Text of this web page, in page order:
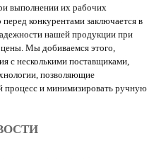
выполнении их рабочих
конкурентами заключается в
нашей продукции при
Мы добиваемся этого,
с несколькими поставщиками,
позволяющие
процесс и минимизировать ручную